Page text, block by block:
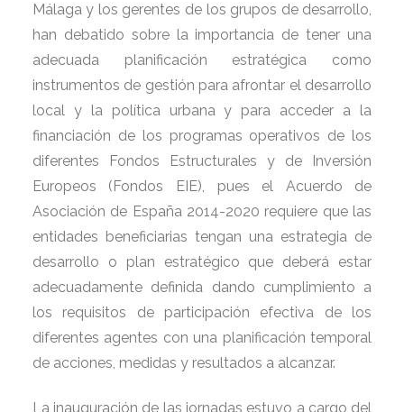
Málaga y los gerentes de los grupos de desarrollo,
han debatido sobre la importancia de tener una
adecuada planificación estratégica como
instrumentos de gestión para afrontar el desarrollo
local y la política urbana y para acceder a la
financiación de los programas operativos de los
diferentes Fondos Estructurales y de Inversión
Europeos (Fondos EIE), pues el Acuerdo de
Asociación de España 2014-2020 requiere que las
entidades beneficiarias tengan una estrategia de
desarrollo o plan estratégico que deberá estar
adecuadamente definida dando cumplimiento a
los requisitos de participación efectiva de los
diferentes agentes con una planificación temporal
de acciones, medidas y resultados a alcanzar.
La inauguración de las jornadas estuvo a cargo del